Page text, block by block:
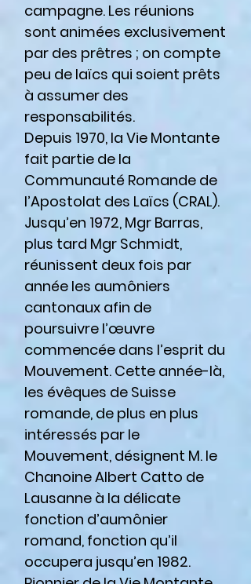
campagne. Les réunions
sont animées exclusivement
par des prêtres ; on compte
peu de laïcs qui soient prêts
à assumer des
responsabilités.
Depuis 1970, la Vie Montante
fait partie de la
Communauté Romande de
l’Apostolat des Laïcs (CRAL).
Jusqu’en 1972, Mgr Barras,
plus tard Mgr Schmidt,
réunissent deux fois par
année les aumôniers
cantonaux afin de
poursuivre l’œuvre
commencée dans l’esprit du
Mouvement. Cette année-là,
les évêques de Suisse
romande, de plus en plus
intéressés par le
Mouvement, désignent M. le
Chanoine Albert Catto de
Lausanne à la délicate
fonction d’aumônier
romand, fonction qu’il
occupera jusqu’en 1982.